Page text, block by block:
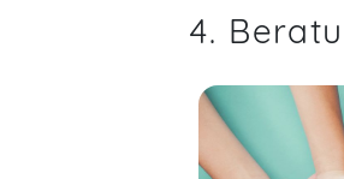
4.